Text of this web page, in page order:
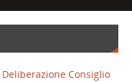
Consiglio